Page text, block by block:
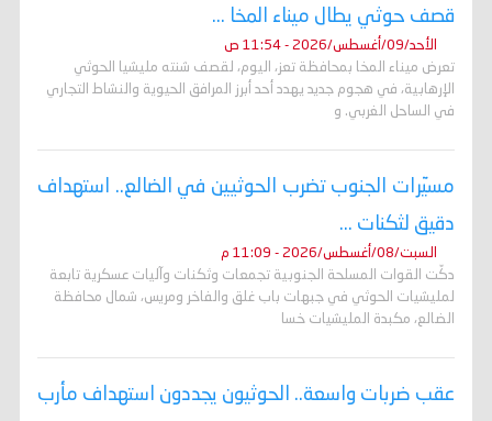
قصف حوثي يطال ميناء المخا ...
الأحد/09/أغسطس/2026 - 11:54 ص
تعرض ميناء المخا بمحافظة تعز، اليوم، لقصف شنته مليشيا الحوثي
الإرهابية، في هجوم جديد يهدد أحد أبرز المرافق الحيوية والنشاط التجاري
في الساحل الغربي. و
مسيّرات الجنوب تضرب الحوثيين في الضالع.. استهداف
دقيق لثكنات ...
السبت/08/أغسطس/2026 - 11:09 م
دكّت القوات المسلحة الجنوبية تجمعات وثكنات وآليات عسكرية تابعة
لمليشيات الحوثي في جبهات باب غلق والفاخر ومريس، شمال محافظة
الضالع، مكبدة المليشيات خسا
عقب ضربات واسعة.. الحوثيون يجددون استهداف مأرب